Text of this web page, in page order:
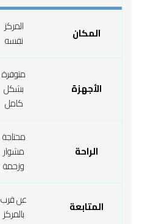
المكان
المركز
نفسه
الأجهزة
متوفرة
بشكل
كامل
الراحة
محتاجة
مشوار
وزحمة
المتابعة
عن قرب
بالمركز